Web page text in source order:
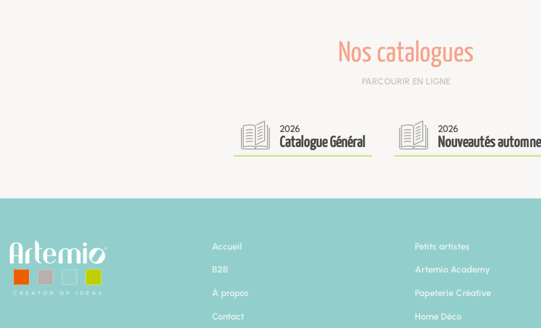
Nos catalogues
PARCOURIR EN LIGNE
2026
Catalogue Général
2026
Nouveautés
Accueil
B2B
À propos
Contact
Petits artistes
Artemio Academy
Papeterie Créative
Home Déco